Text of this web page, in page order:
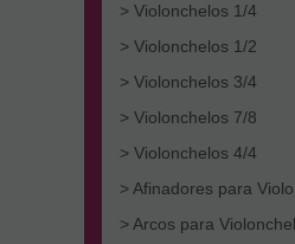
> Violonchelos 1/4
> Violonchelos 1/2
> Violonchelos 3/4
> Violonchelos 7/8
> Violonchelos 4/4
> Afinadores para
> Arcos para